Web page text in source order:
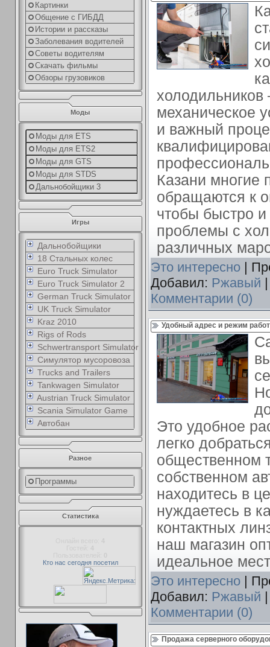
Картинки
Общение с ГИБДД
Истории и рассказы
Заболевания водителей
Советы водителям
Скачать фильмы
Обзоры грузовиков
Моды
Моды для ETS
Моды для ETS2
Моды для GTS
Моды для STDS
Дальнобойщики 3
Игры
Дальнобойщики
18 Стальных колес
Euro Truck Simulator
Euro Truck Simulator 2
German Truck Simulator
UK Truck Simulator
Kraz 2010
Rigs of Rods
Schwertransport Simulator
Симулятор мусоровоза
Trucks and Trailers
Tankwagen Simulator
Austrian Truck Simulator
Scania Simulator Game
Автобан
Разное
Программы
Статистика
Кто нас сегодня посетил
холодильников
механическое
и важный
Казани многие
обращаются к
чтобы быстро
проблемы с
различных
Это интересно|
Добавил: Ржавый
Комментарии (0)
Удобный адрес и режим
Это удобное
легко
общественном
собственном
находитесь в
нуждаетесь в
контактных
наш магазин
идеальное
Это интересно|
Добавил: Ржавый
Комментарии (0)
Продажа серверного